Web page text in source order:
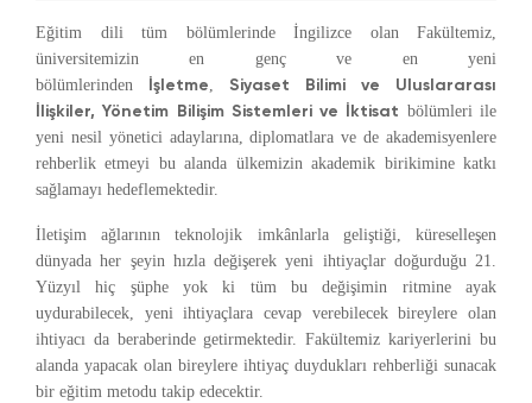
Eğitim dili tüm bölümlerinde İngilizce olan Fakültemiz,
üniversitemizin en genç ve en yeni
bölümlerinden İşletme, Siyaset Bilimi ve Uluslararası
İlişkiler, Yönetim Bilişim Sistemleri ve İktisat bölümleri ile
yeni nesil yönetici adaylarına, diplomatlara ve de akademisyenlere
rehberlik etmeyi bu alanda ülkemizin akademik birikimine katkı
sağlamayı hedeflemektedir.
İletişim ağlarının teknolojik imkânlarla geliştiği, küreselleşen
dünyada her şeyin hızla değişerek yeni ihtiyaçlar doğurduğu 21.
Yüzyıl hiç şüphe yok ki tüm bu değişimin ritmine ayak
uydurabilecek, yeni ihtiyaçlara cevap verebilecek bireylere olan
ihtiyacı da beraberinde getirmektedir. Fakültemiz kariyerlerini bu
alanda yapacak olan bireylere ihtiyaç duydukları rehberliği sunacak
bir eğitim metodu takip edecektir.